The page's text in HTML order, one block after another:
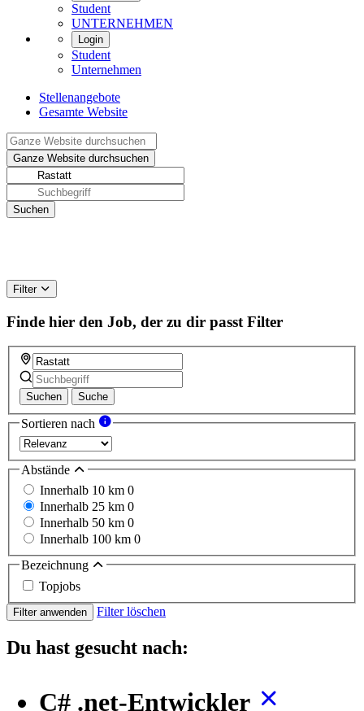
Student
UNTERNEHMEN
Login
Student
Unternehmen
Stellenangebote
Gesamte Website
Filter
Finde hier den Job, der zu dir passt Filter
Suchen Suche
Sortieren nach
Abstände
Innerhalb 10 km 0
Innerhalb 25 km 0
Innerhalb 50 km 0
Innerhalb 100 km 0
Bezeichnung
Topjobs
Filter anwenden Filter löschen
Du hast gesucht nach:
C# .net-Entwickler